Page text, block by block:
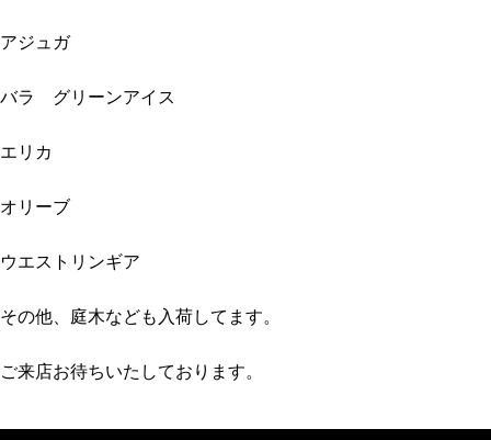
アジュガ
バラ グリーンアイス
エリカ
オリーブ
ウエストリンギア
その他、庭木なども入荷してます。
ご来店お待ちいたしております。